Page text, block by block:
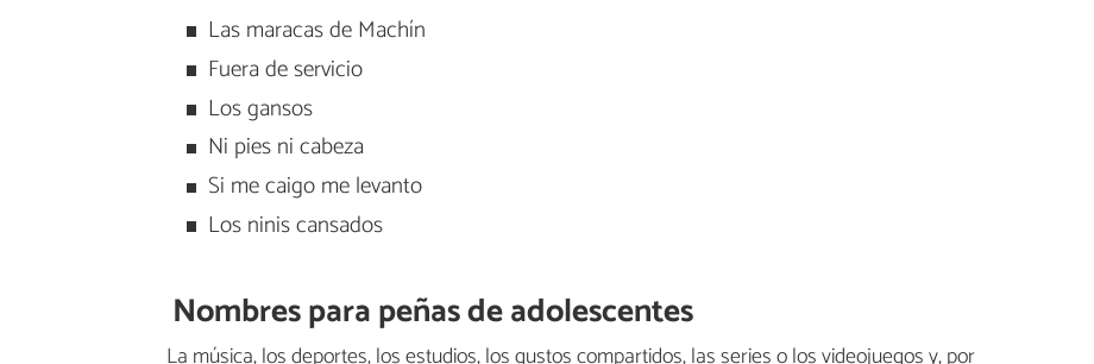
Las maracas de Machín
Fuera de servicio
Los gansos
Ni pies ni cabeza
Si me caigo me levanto
Los ninis cansados
Nombres para peñas de adolescentes